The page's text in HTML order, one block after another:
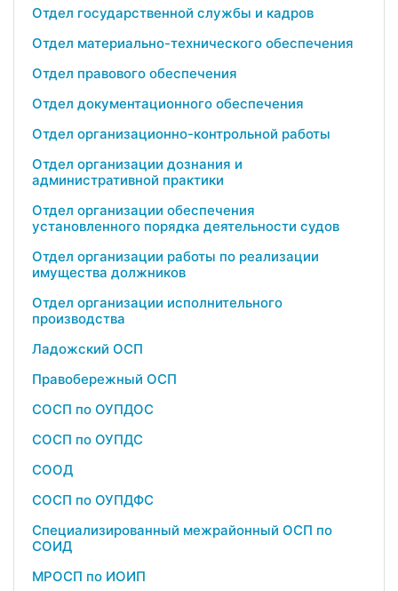
Отдел государственной службы и кадров
Отдел материально-технического обеспечения
Отдел правового обеспечения
Отдел документационного обеспечения
Отдел организационно-контрольной работы
Отдел организации дознания и
административной практики
Отдел организации обеспечения
установленного порядка деятельности судов
Отдел организации работы по реализации
имущества должников
Отдел организации исполнительного
производства
Ладожский ОСП
Правобережный ОСП
СОСП по ОУПДОС
СОСП по ОУПДС
СООД
СОСП по ОУПДФС
Специализированный межрайонный ОСП по
СОИД
МРОСП по ИОИП